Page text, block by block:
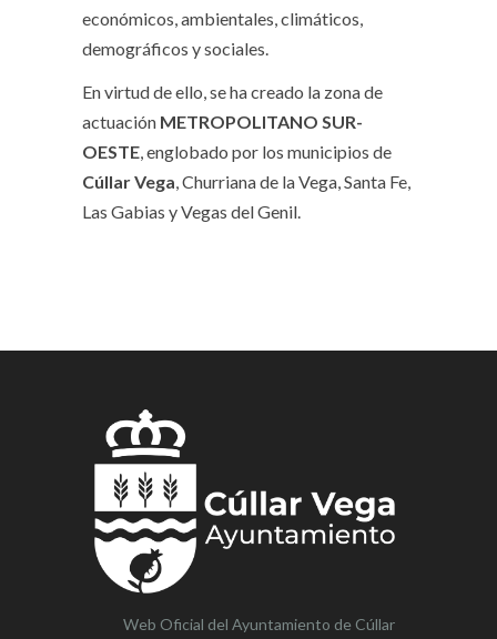
económicos, ambientales, climáticos,
demográficos y sociales.
En virtud de ello, se ha creado la zona de
actuación METROPOLITANO SUR-
OESTE, englobado por los municipios de
Cúllar Vega, Churriana de la Vega, Santa Fe,
Las Gabias y Vegas del Genil.
Web Oficial del Ayuntamiento de Cúllar